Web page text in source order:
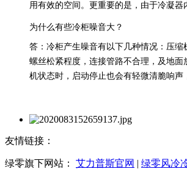
用有效的空间。更重要的是，由于冷凝
为什么有些冷柜噪音大？
答：冷柜产生噪音有以下几种情况：压
螺丝松紧程度，连接管路不合理，及地
机状态时，启动停止也会有轻微清脆响
友情链接：
绿零旗下网站： 艾力普斯官网 | 绿零风冷